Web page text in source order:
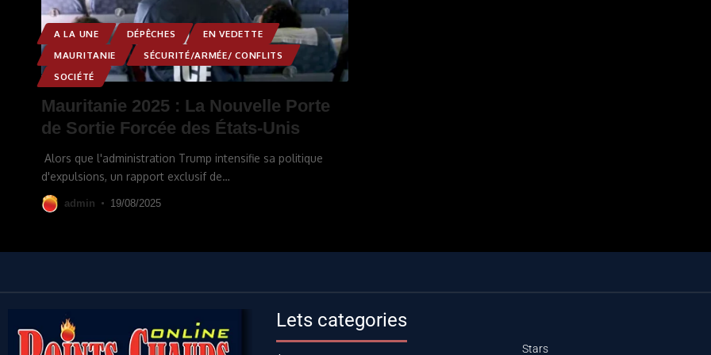
A LA UNE DÉPÊCHES
EN VEDETTE
MAURITANIE
SÉCURITÉ/ARMÉE/ CONFLITS
SOCIÉTÉ
Mauritanie 2025 : La Nouvelle Porte
de Sortie Forcée des États-Unis
Alors que l'administration Trump intensifie sa politique
d'expulsions, un rapport exclusif de…
admin 19/08/2025
Lets categories
Stars